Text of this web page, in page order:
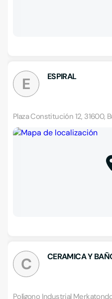
E ESPIRAL
Plaza Constitución 12, 31600,
C CERAMICA Y
Polígono Industrial